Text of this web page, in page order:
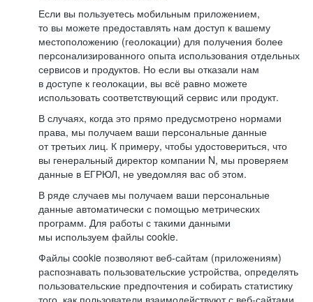
Если вы пользуетесь мобильным приложением,
то вы можете предоставлять нам доступ к вашему
местоположению (геолокации) для получения более
персонализированного опыта использования отдельных
сервисов и продуктов. Но если вы отказали нам
в доступе к геолокации, вы всё равно можете
использовать соответствующий сервис или продукт.
В случаях, когда это прямо предусмотрено нормами
права, мы получаем ваши персональные данные
от третьих лиц. К примеру, чтобы удостовериться, что
вы генеральный директор компании N, мы проверяем
данные в ЕГРЮЛ, не уведомляя вас об этом.
В ряде случаев мы получаем ваши персональные
данные автоматически с помощью метрических
программ. Для работы с такими данными
мы используем файлы cookie.
Файлы cookie позволяют веб-сайтам (приложениям)
распознавать пользовательские устройства, определять
пользовательские предпочтения и собирать статистику
того, как пользователи взаимодействуют с веб-сайтами